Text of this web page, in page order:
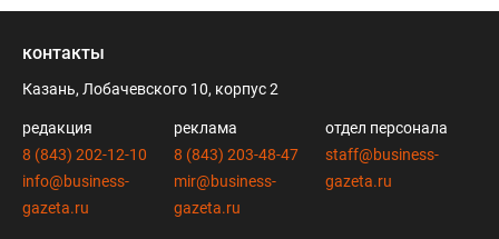
контакты
Казань, Лобачевского 10, корпус 2
редакция
8 (843) 202-12-10
info@business-
gazeta.ru
реклама
8 (843) 203-48-47
mir@business-
gazeta.ru
отдел персонала
staff@business-
gazeta.ru